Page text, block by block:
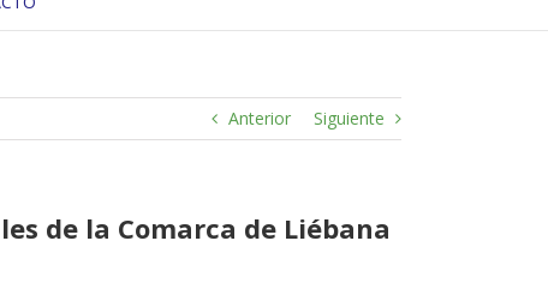
Anterior Siguiente
de la Comarca de Liébana